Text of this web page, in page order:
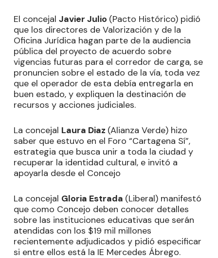
El concejal Javier Julio (Pacto Histórico) pidió
que los directores de Valorización y de la
Oficina Jurídica hagan parte de la audiencia
pública del proyecto de acuerdo sobre
vigencias futuras para el corredor de carga, se
pronuncien sobre el estado de la vía, toda vez
que el operador de esta debía entregarla en
buen estado, y expliquen la destinación de
recursos y acciones judiciales.
La concejal Laura Diaz (Alianza Verde) hizo
saber que estuvo en el Foro “Cartagena Sí”,
estrategia que busca unir a toda la ciudad y
recuperar la identidad cultural, e invitó a
apoyarla desde el Concejo
La concejal Gloria Estrada (Liberal) manifestó
que como Concejo deben conocer detalles
sobre las instituciones educativas que serán
atendidas con los $19 mil millones
recientemente adjudicados y pidió especificar
si entre ellos está la IE Mercedes Ábrego.